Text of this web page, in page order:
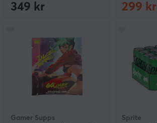
349 kr 299 kr
Gamer Supps Sprite